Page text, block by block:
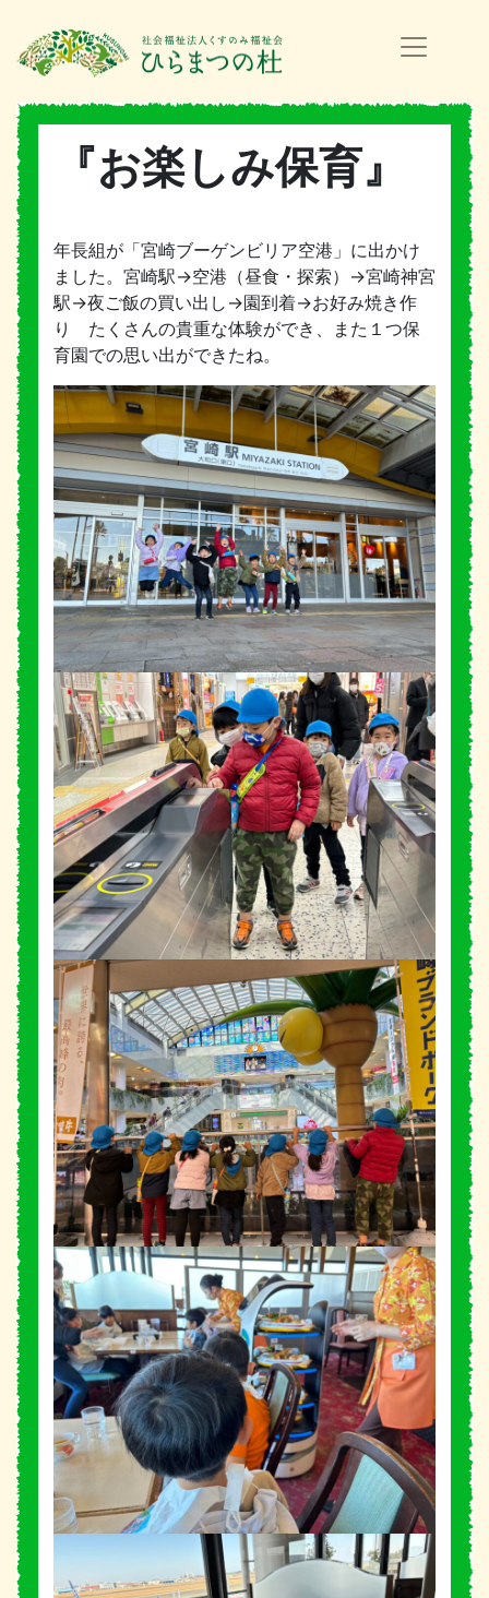
『お楽しみ保育』
年長組が「宮崎ブーゲンビリア空港」に出かけ
ました。宮崎駅→空港（昼食・探索）→宮崎神宮
駅→夜ご飯の買い出し→園到着→お好み焼き作
り たくさんの貴重な体験ができ、また１つ保
育園での思い出ができたね。